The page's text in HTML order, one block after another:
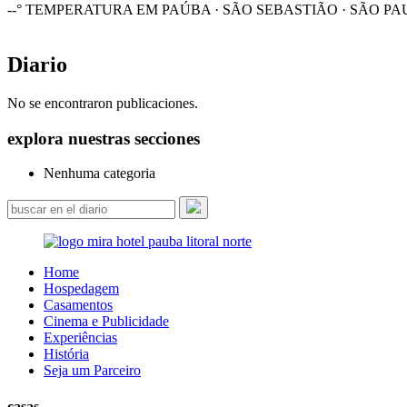
--° TEMPERATURA EM PAÚBA · SÃO SEBASTIÃO · SÃO
Diario
No se encontraron publicaciones.
explora nuestras secciones
Nenhuma categoria
Home
Hospedagem
Casamentos
Cinema e Publicidade
Experiências
História
Seja um Parceiro